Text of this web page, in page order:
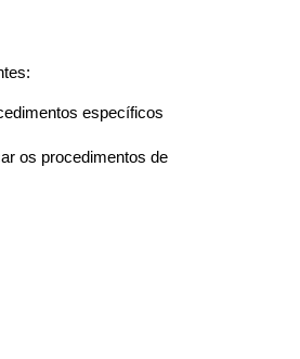
específicos
os procedimentos de